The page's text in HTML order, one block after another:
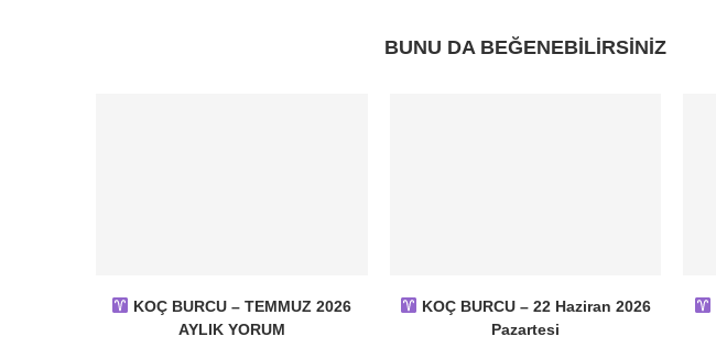
BUNU DA BEĞENEBILIRSINIZ
KOÇ BURCU – TEMMUZ 2026
AYLIK YORUM
KOÇ BURCU – 22 Haziran 2026
Pazartesi